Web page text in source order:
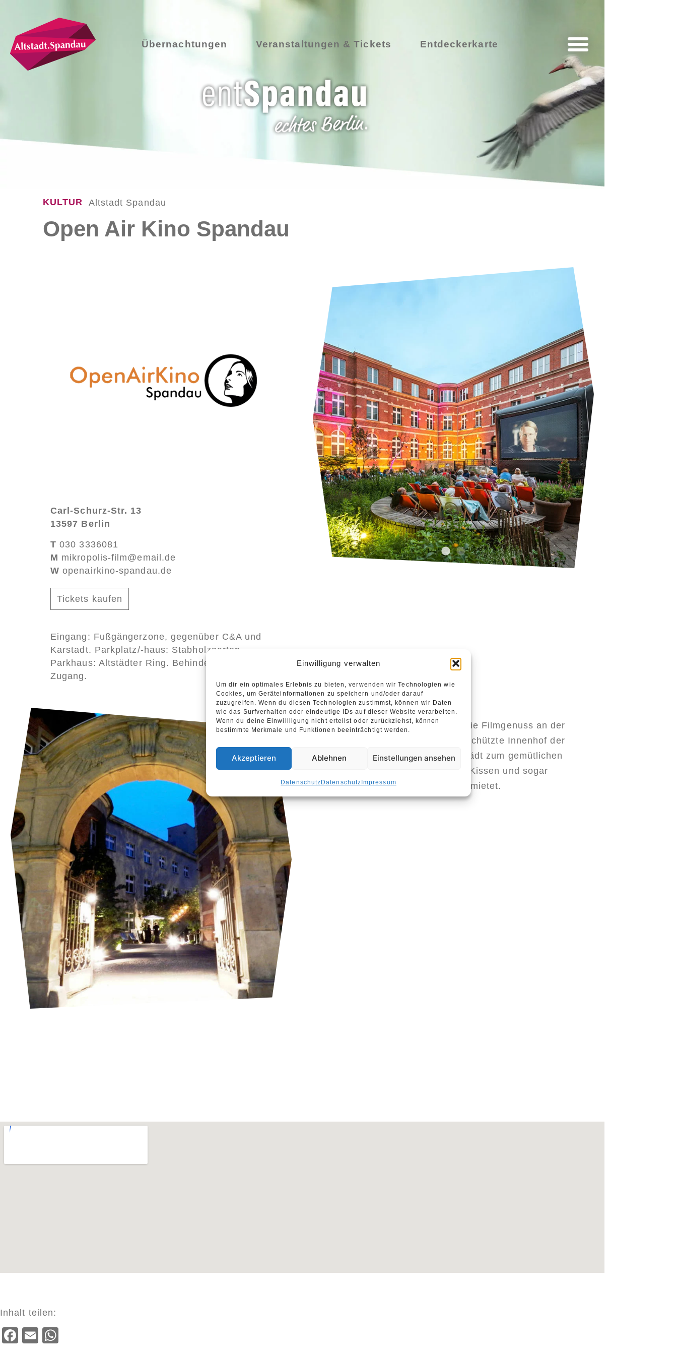
Einwilligung verwalten
Um dir ein optimales Erlebnis zu bieten, verwenden wir Technologien wie
Cookies, um Geräteinformationen zu speichern und/oder darauf
zuzugreifen. Wenn du diesen Technologien zustimmst, können wir Daten
wie das Surfverhalten oder eindeutige IDs auf dieser Website verarbeiten.
Wenn du deine Einwillligung nicht erteilst oder zurückziehst, können
bestimmte Merkmale und Funktionen beeinträchtigt werden.
Akzeptieren Ablehnen Einstellungen ansehen
DatenschutzDatenschutzImpressum
Übernachtungen Veranstaltungen & Tickets Entdeckerkarte
KULTUR Altstadt Spandau
Open Air Kino Spandau
Carl-Schurz-Str. 13
13597 Berlin
T030 3336081
M mikropolis-film@email.de
W openairkino-spandau.de
Tickets kaufen
Eingang: Fußgängerzone, gegenüber C&A und
Karstadt. Parkplatz/-haus: Stabholzgarten,
Parkhaus: Altstädter Ring. Behindertengerechter
Zugang.
Im Open Air Kino haben Sie Filmgenuss an der
frischen Luft. Der windgeschützte Innenhof der
Stadtbibliothek Spandau lädt zum gemütlichen
Kinoabend ein – Decken, Kissen und sogar
Wärmflaschen werden vermietet.
Inhalt teilen:
Facebook
Email